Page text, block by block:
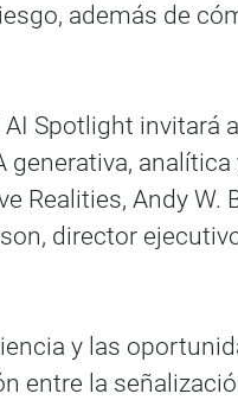
además de
Spotlight
Realities, Andy
director
y las
entre la